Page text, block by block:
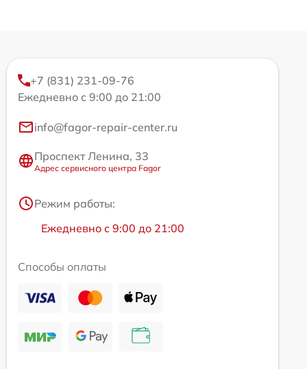
+7 (831) 231-09-76
Ежедневно с 9:00 до 21:00
info@fagor-repair-center.ru
Проспект Ленина, 33
Адрес сервисного центра Fagor
Режим работы:
Ежедневно с 9:00 до 21:00
Способы оплаты